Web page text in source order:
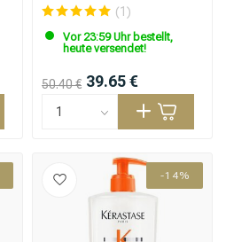
(1)
Vor 23:59 Uhr bestellt,
heute versendet!
50.40 € 39.65 €
-14%